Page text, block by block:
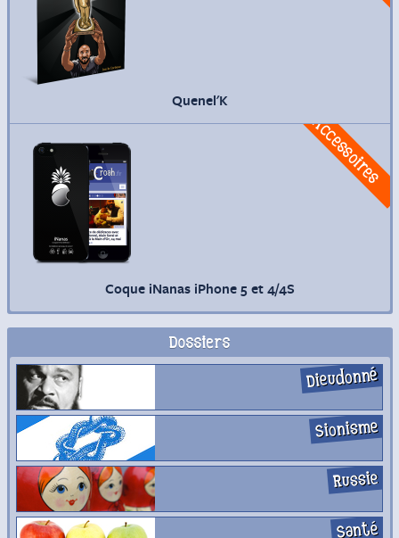
Quenel'K
Accessoires
Commander
Coque iNanas iPhone 5 et 4/4S
Dossiers
Dieudonné
Sionisme
Russie
Santé